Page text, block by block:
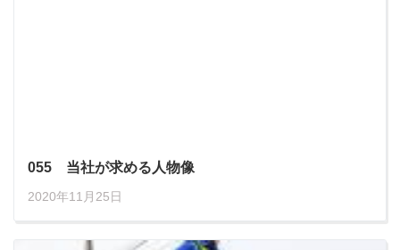
055 当社が求める人物像
2020年11月25日